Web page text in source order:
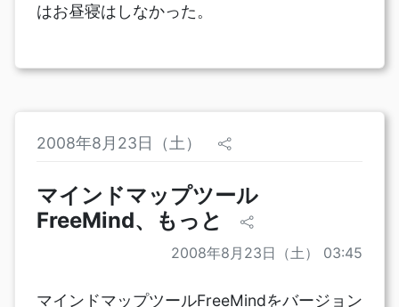
はお昼寝はしなかった。
2008年8月23日（土）
マインドマップツール
FreeMind、もっと
2008年8月23日（土） 03:45
マインドマップツールFreeMindをバージョン